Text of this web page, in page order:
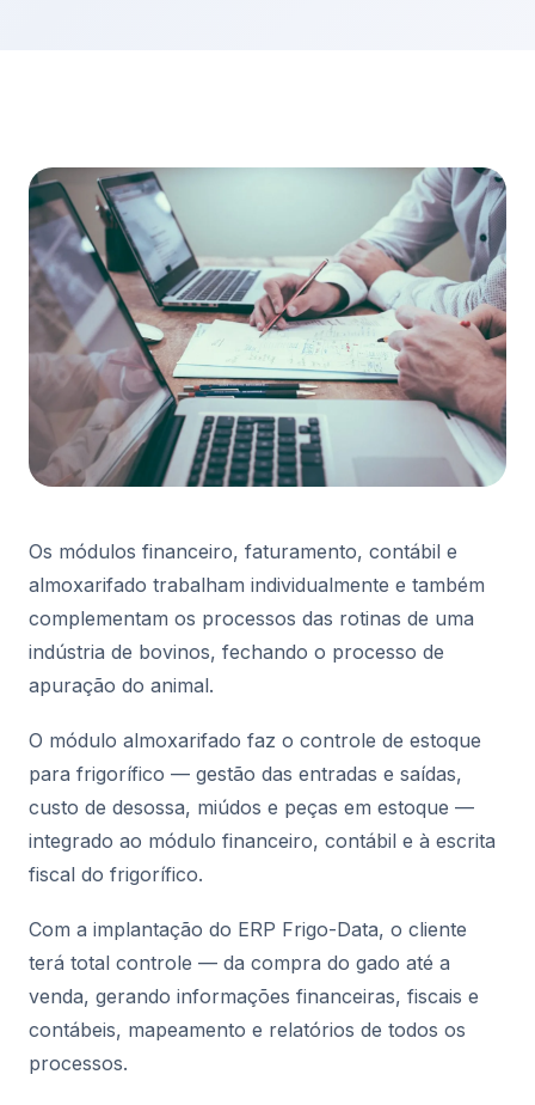
Os módulos financeiro, faturamento, contábil e
almoxarifado trabalham individualmente e também
complementam os processos das rotinas de uma
indústria de bovinos, fechando o processo de
apuração do animal.
O módulo almoxarifado faz o controle de estoque
para frigorífico — gestão das entradas e saídas,
custo de desossa, miúdos e peças em estoque —
integrado ao módulo financeiro, contábil e à escrita
fiscal do frigorífico.
Com a implantação do ERP Frigo-Data, o cliente
terá total controle — da compra do gado até a
venda, gerando informações financeiras, fiscais e
contábeis, mapeamento e relatórios de todos os
processos.